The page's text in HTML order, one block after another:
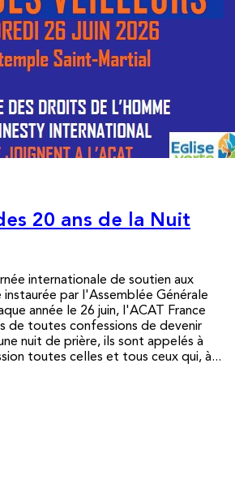
20 ans de la Nuit
internationale de soutien aux
par l'Assemblée Générale
année le 26 juin, l'ACAT France
de toutes confessions de devenir
nuit de prière, ils sont appelés à
toutes celles et tous ceux qui, à...